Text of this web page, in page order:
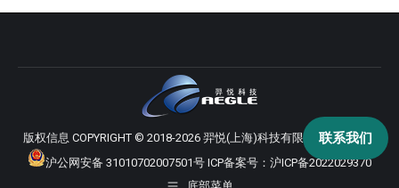
版权信息 COPYRIGHT © 2018-2026 羿悦(上海)科技有限公司 版权所有
沪公网安备 31010702007501号 ICP备案号： 沪ICP备2022029370
联系我们